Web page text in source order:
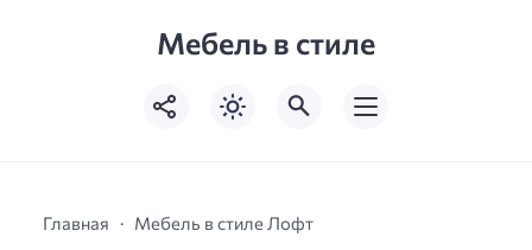
Мебель в стиле
Главная Мебель в стиле Лофт